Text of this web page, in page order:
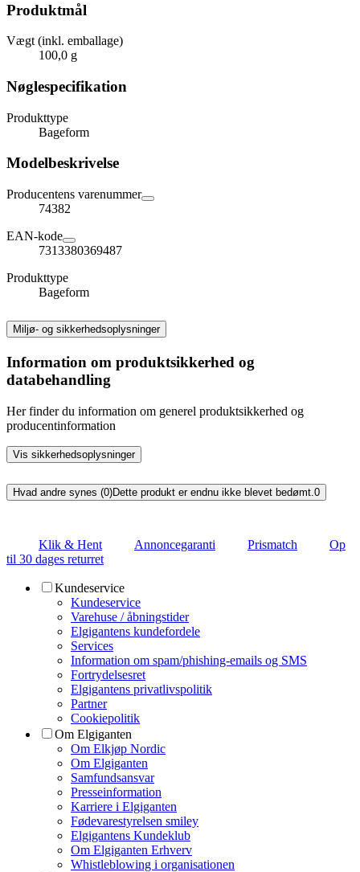
Produktmål
Vægt (inkl. emballage)
100,0 g
Nøglespecifikation
Produkttype
Bageform
Modelbeskrivelse
Producentens varenummer
74382
EAN-kode
7313380369487
Produkttype
Bageform
Miljø- og sikkerhedsoplysninger
Information om produktsikkerhed og
databehandling
Her finder du information om generel produktsikkerhed og
producentinformation
Vis sikkerhedsoplysninger
Hvad andre synes (0)Dette produkt er endnu ikke blevet bedømt. 0
Klik & Hent Annoncegaranti Prismatch
Op
til 30 dages returret
Kundeservice
Kundeservice
Varehuse / åbningstider
Elgigantens kundefordele
Services
Information om spam/phishing-emails og SMS
Fortrydelsesret
Elgigantens privatlivspolitik
Partner
Cookiepolitik
Om Elgiganten
Om Elkjøp Nordic
Om Elgiganten
Samfundsansvar
Presseinformation
Karriere i Elgiganten
Fødevarestyrelsen smiley
Elgigantens Kundeklub
Om Elgiganten Erhverv
Whistleblowing i organisationen